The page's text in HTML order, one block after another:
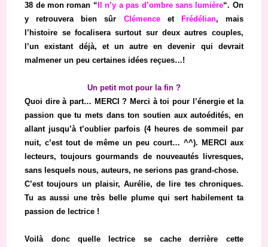
38 de mon roman “ Il n’y a pas d’ombre sans lumière“. On
y retrouvera bien sûr Clémenceet Frédélian, mais
l’histoire se focalisera surtout sur deux autres couples,
l’un existant déjà, et un autre en devenir qui devrait
malmener un peu certaines idées reçues…!
Un petit mot pour la fin ?
Quoi dire à part… MERCI ? Merci à toi pour l’énergie et la
passion que tu mets dans ton soutien aux autoédités, en
allant jusqu’à t’oublier parfois (4 heures de sommeil par
nuit, c’est tout de même un peu court… ^^). MERCI aux
lecteurs, toujours gourmands de nouveautés livresques,
sans lesquels nous, auteurs, ne serions pas grand-chose.
C’est toujours un plaisir, Aurélie, de lire tes chroniques.
Tu as aussi une très belle plume qui sert habilement ta
passion de lectrice !
Voilà donc quelle lectrice se cache derrière cette